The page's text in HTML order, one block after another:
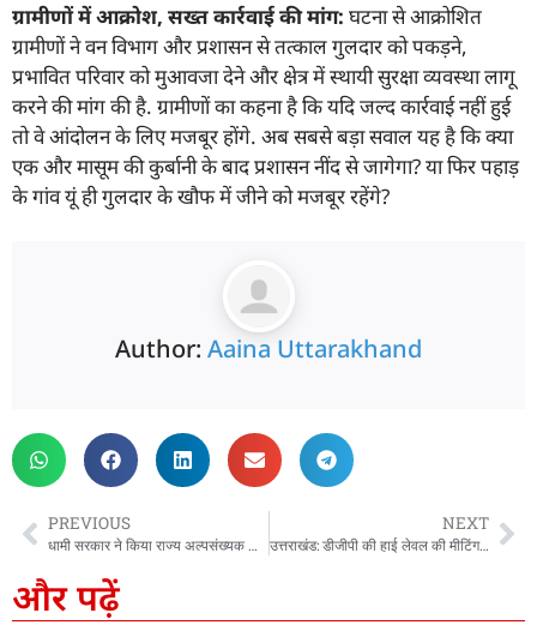
ग्रामीणों में आक्रोश, सख्त कार्रवाई की मांग: घटना से आक्रोशित
ग्रामीणों ने वन विभाग और प्रशासन से तत्काल गुलदार को पकड़ने,
प्रभावित परिवार को मुआवजा देने और क्षेत्र में स्थायी सुरक्षा व्यवस्था लागू
करने की मांग की है. ग्रामीणों का कहना है कि यदि जल्द कार्रवाई नहीं हुई
तो वे आंदोलन के लिए मजबूर होंगे. अब सबसे बड़ा सवाल यह है कि क्या
एक और मासूम की कुर्बानी के बाद प्रशासन नींद से जागेगा? या फिर पहाड़
के गांव यूं ही गुलदार के खौफ में जीने को मजबूर रहेंगे?
Author: Aaina Uttarakhand
PREVIOUS
धामी सरकार ने किया राज्य अल्पसंख्यक शिक्षा प्राधिकरण का गठन, प्रोफेसर सुरजीत बनाए गए अध्यक्ष
NEXT
उत्तराखंड: डीजीपी की हाई लेवल की मीटिंग, कई पुलिसकर्मियों पर गिरी गाज, देहरादून युवती हत्याकांड में एसआईटी गठित
और पढ़ें